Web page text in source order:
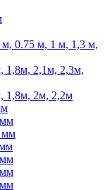
0.75 м, 1 м, 1,3 м,
1,8м, 2,1м, 2,3м,
1,8м, 2м, 2,2м
мм